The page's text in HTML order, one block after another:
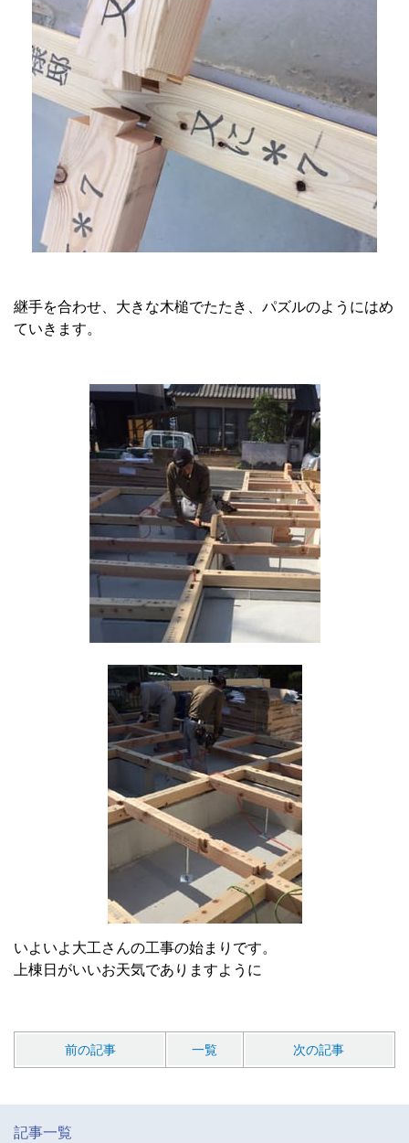
継手を合わせ、大きな木槌でたたき、パズルのようにはめ
ていきます。
いよいよ大工さんの工事の始まりです。
上棟日がいいお天気でありますように
前の記事 一覧 次の記事
記事一覧